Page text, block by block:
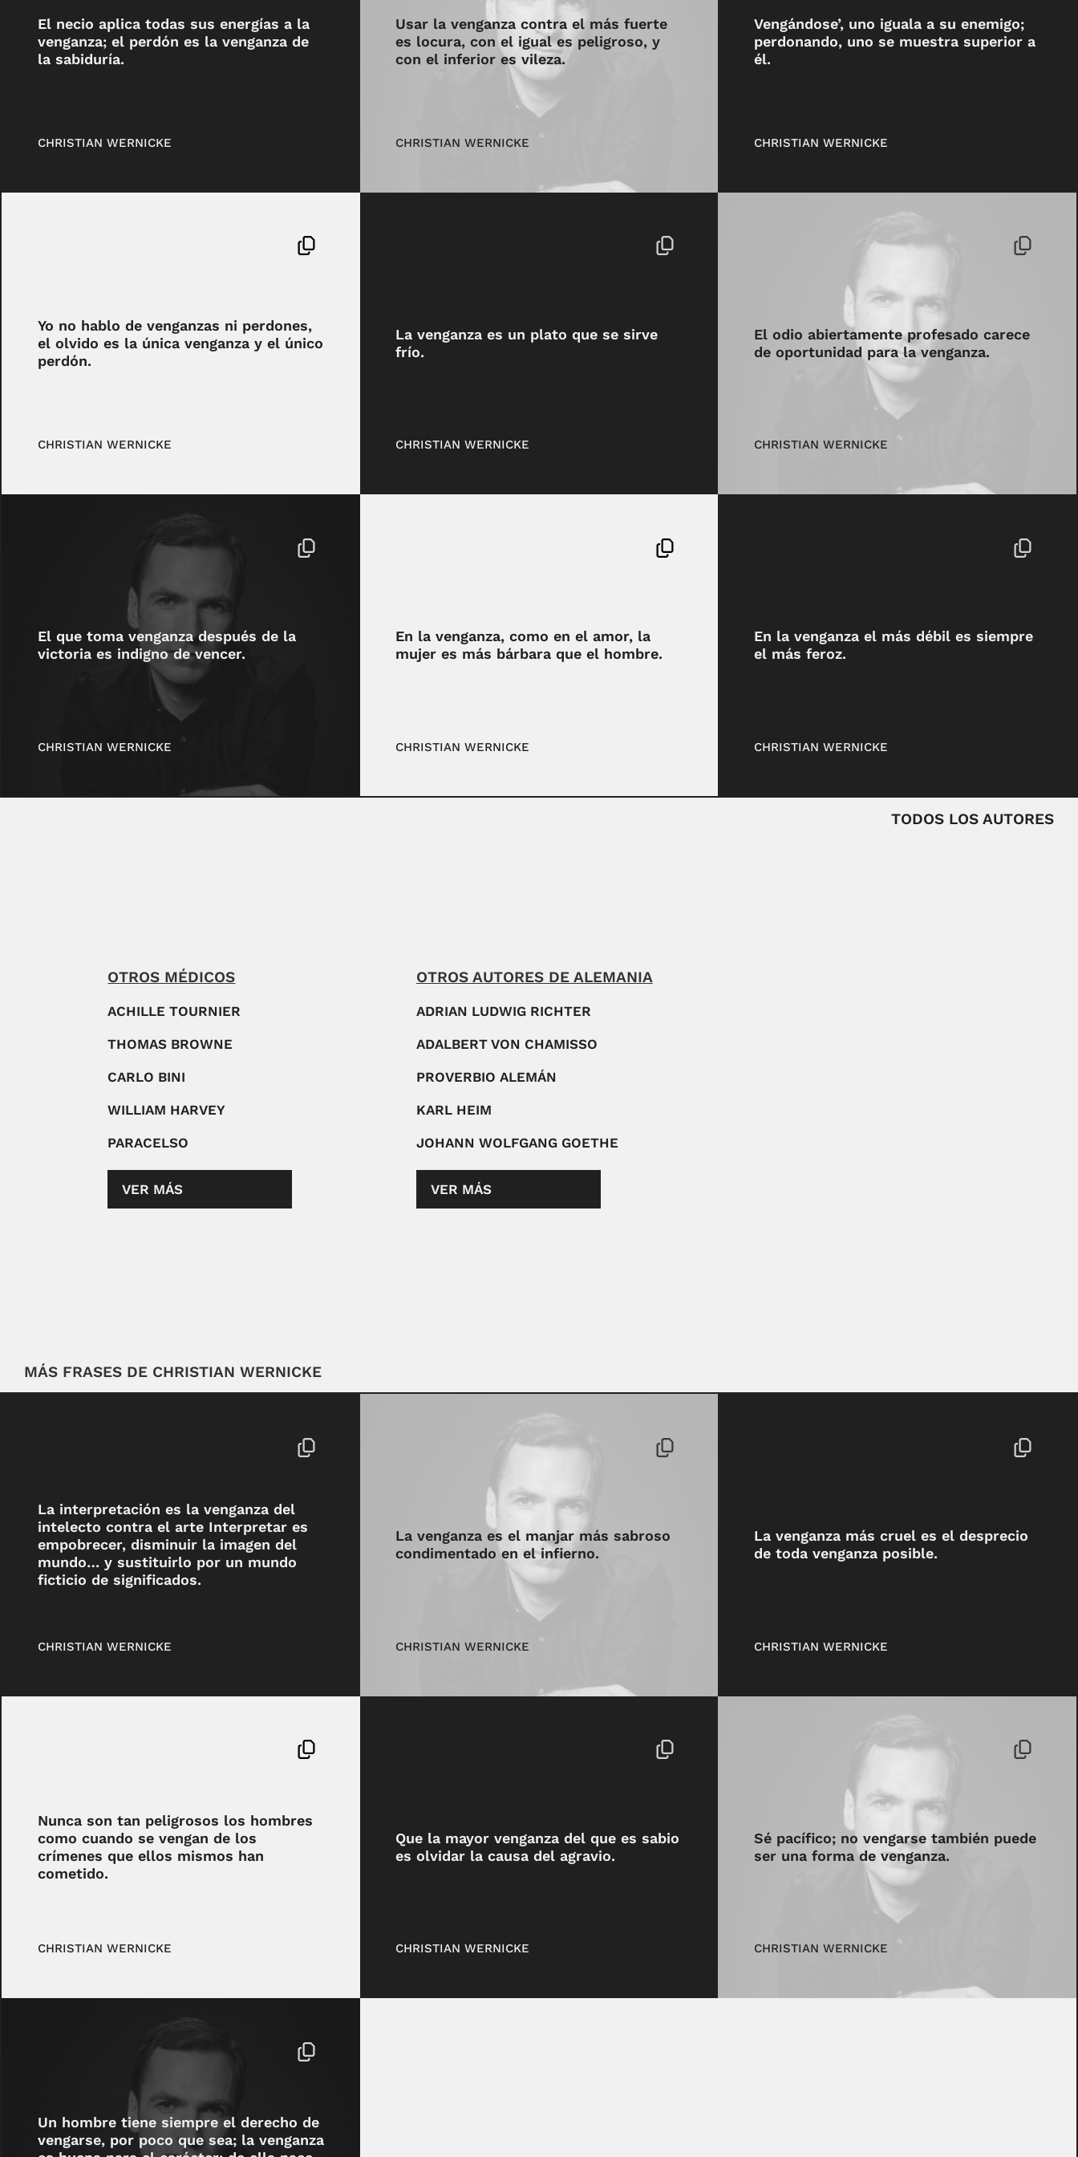
El necio aplica todas sus energías a la
venganza; el perdón es la venganza de
la sabiduría.
CHRISTIAN WERNICKE
Usar la venganza contra el más fuerte
es locura, con el igual es peligroso, y
con el inferior es vileza.
CHRISTIAN WERNICKE
Vengándose’, uno iguala a su enemigo;
perdonando, uno se muestra superior a
él.
CHRISTIAN WERNICKE
Yo no hablo de venganzas ni perdones,
el olvido es la única venganza y el único
perdón.
CHRISTIAN WERNICKE
La venganza es un plato que se sirve
frío.
CHRISTIAN WERNICKE
El odio abiertamente profesado carece
de oportunidad para la venganza.
CHRISTIAN WERNICKE
El que toma venganza después de la
victoria es indigno de vencer.
CHRISTIAN WERNICKE
En la venganza, como en el amor, la
mujer es más bárbara que el hombre.
CHRISTIAN WERNICKE
En la venganza el más débil es siempre
el más feroz.
CHRISTIAN WERNICKE
TODOS LOS AUTORES
OTROS MÉDICOS
ACHILLE TOURNIER
THOMAS BROWNE
CARLO BINI
WILLIAM HARVEY
PARACELSO
VER MÁS
OTROS AUTORES DE ALEMANIA
ADRIAN LUDWIG RICHTER
ADALBERT VON CHAMISSO
PROVERBIO ALEMÁN
KARL HEIM
JOHANN WOLFGANG GOETHE
VER MÁS
MÁS FRASES DE CHRISTIAN WERNICKE
La interpretación es la venganza del
intelecto contra el arte Interpretar es
empobrecer, disminuir la imagen del
mundo… y sustituirlo por un mundo
ficticio de significados.
CHRISTIAN WERNICKE
La venganza es el manjar más sabroso
condimentado en el infierno.
CHRISTIAN WERNICKE
La venganza más cruel es el desprecio
de toda venganza posible.
CHRISTIAN WERNICKE
Nunca son tan peligrosos los hombres
como cuando se vengan de los
crímenes que ellos mismos han
cometido.
CHRISTIAN WERNICKE
Que la mayor venganza del que es sabio
es olvidar la causa del agravio.
CHRISTIAN WERNICKE
Sé pacífico; no vengarse también puede
ser una forma de venganza.
CHRISTIAN WERNICKE
Un hombre tiene siempre el derecho de
vengarse, por poco que sea; la venganza